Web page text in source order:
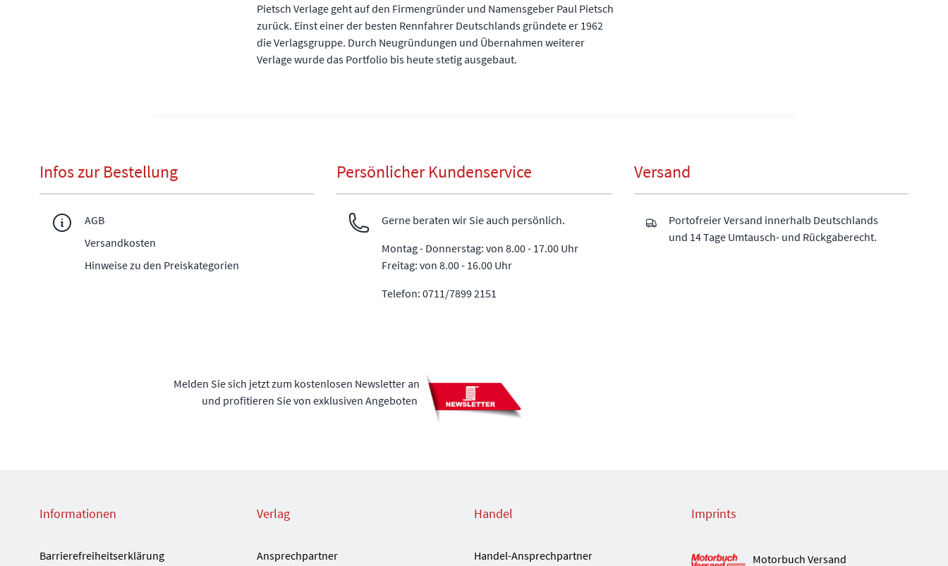
Pietsch Verlage geht auf den Firmengründer und Namensgeber Paul Pietsch
zurück. Einst einer der besten Rennfahrer Deutschlands gründete er 1962
die Verlagsgruppe. Durch Neugründungen und Übernahmen weiterer
Verlage wurde das Portfolio bis heute stetig ausgebaut.
Infos zur Bestellung
AGB
Versandkosten
Hinweise zu den Preiskategorien
Persönlicher Kundenservice
Gerne beraten wir Sie auch persönlich.
Montag - Donnerstag: von 8.00 - 17.00 Uhr
Freitag: von 8.00 - 16.00 Uhr
Telefon: 0711/7899 2151
Versand
Portofreier Versand innerhalb Deutschlands
und 14 Tage Umtausch- und Rückgaberecht.
Melden Sie sich jetzt zum kostenlosen Newsletter an
und profitieren Sie von exklusiven Angeboten
Informationen
Barrierefreiheitserklärung
Verlag
Ansprechpartner
Handel
Handel-Ansprechpartner
Imprints
Motorbuch Versand